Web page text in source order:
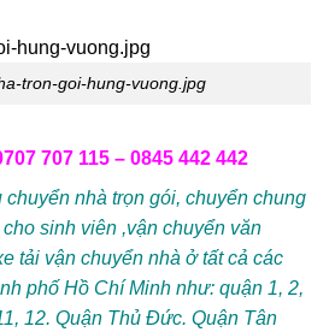
tron-goi-hung-vuong.jpg
707 115 – 0845 442 442
nhà trọn gói, chuyển chung
sinh viên ,vận chuyển văn
tải vận chuyển nhà ở tất cả các
phố Hồ Chí Minh như: quận 1, 2,
12. Quận Thủ Đức. Quận Tân